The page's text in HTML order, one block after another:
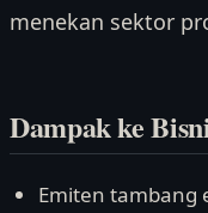
menekan sektor
Dampak ke
Emiten tambang